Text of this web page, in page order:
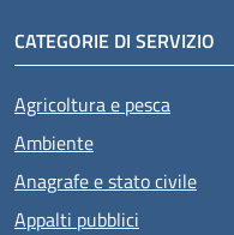
CATEGORIE DI SERVIZIO
Agricoltura e pesca
Ambiente
Anagrafe e stato civile
Appalti pubblici